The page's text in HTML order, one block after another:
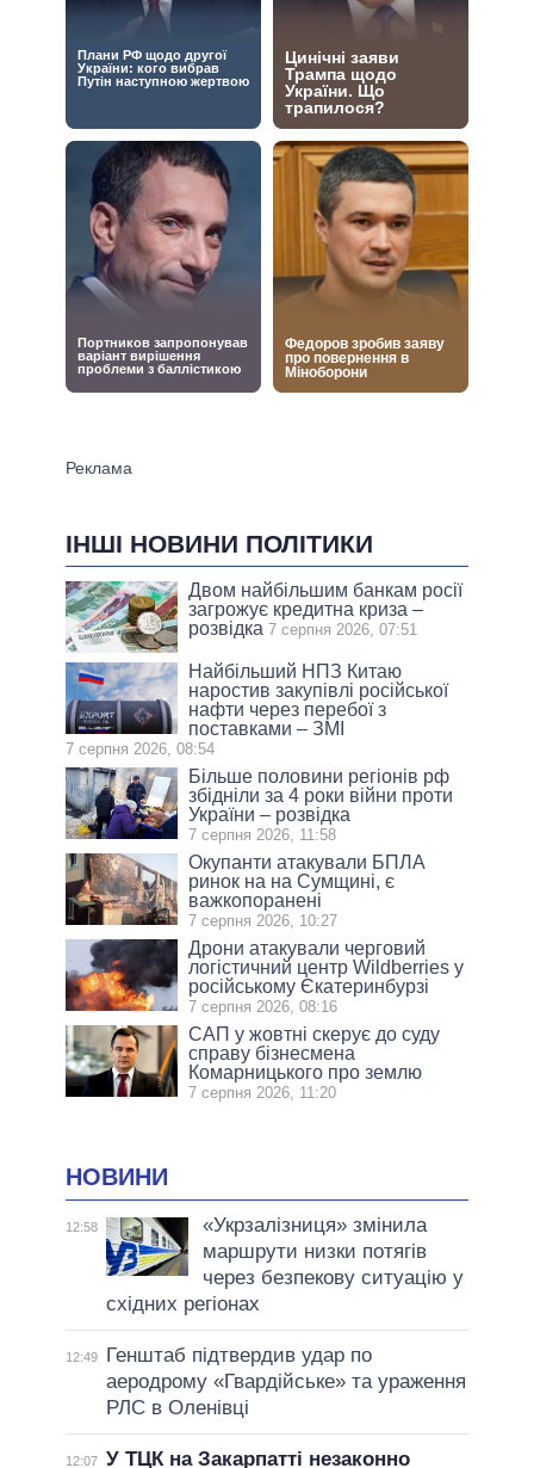
ІНШІ НОВИНИ ПОЛІТИКИ
Двом найбільшим банкам росії
загрожує кредитна криза –
розвідка 7 серпня 2026, 07:51
Найбільший НПЗ Китаю
наростив закупівлі російської
нафти через перебої з
поставками – ЗМІ
7 серпня 2026, 08:54
Більше половини регіонів рф
збідніли за 4 роки війни проти
України – розвідка
7 серпня 2026, 11:58
Окупанти атакували БПЛА
ринок на на Сумщині, є
важкопоранені
7 серпня 2026, 10:27
Дрони атакували черговий
логістичний центр Wildberries у
російському Єкатеринбурзі
7 серпня 2026, 08:16
САП у жовтні скерує до суду
справу бізнесмена
Комарницького про землю
7 серпня 2026, 11:20
НОВИНИ
12:58
«Укрзалізниця» змінила
маршрути низки потягів
через безпекову ситуацію у
східних регіонах
12:49
Генштаб підтвердив удар по
аеродрому «Гвардійське» та ураження
РЛС в Оленівці
12:07 У ТЦК на Закарпатті незаконно